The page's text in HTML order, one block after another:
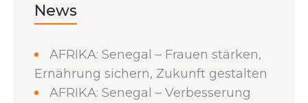
News
AFRIKA: Senegal – Frauen stärken,
Ernährung sichern, Zukunft gestalten
AFRIKA: Senegal – Verbesserung